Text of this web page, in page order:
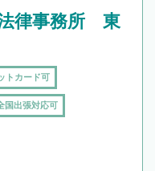
律事務所 東
トカード可
国出張対応可